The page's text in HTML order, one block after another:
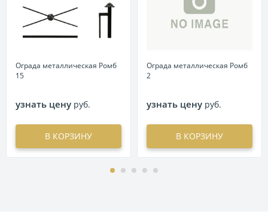
Ограда металлическая Ромб
15
узнать цену руб.
В КОРЗИНУ
Ограда металлическая Ромб
2
узнать цену руб.
В КОРЗИНУ